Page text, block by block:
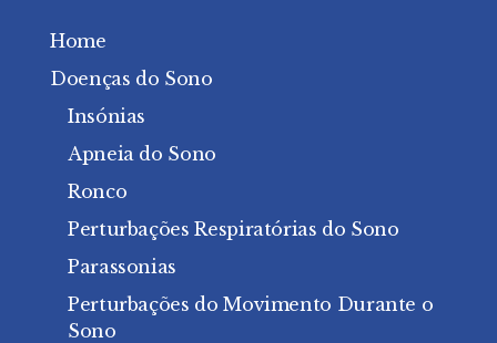
Home
Doenças do Sono
Insónias
Apneia do Sono
Ronco
Perturbações Respiratórias do Sono
Parassonias
Perturbações do Movimento Durante o
Sono